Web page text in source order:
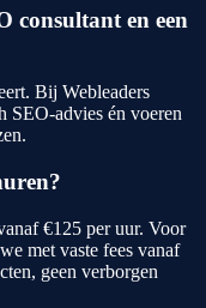
consultant en een
Bij Webleaders
SEO-advies én voeren
€125 per uur. Voor
met vaste fees vanaf
geen verborgen